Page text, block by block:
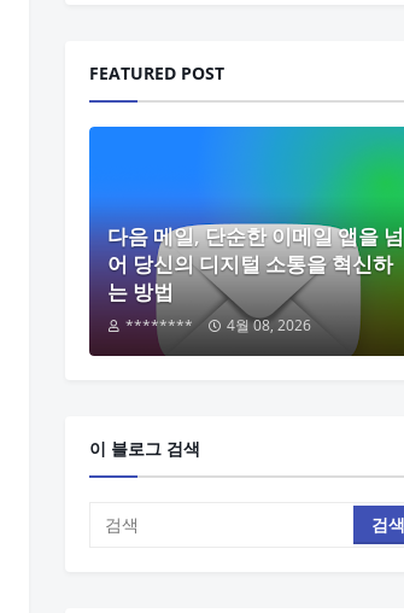
FEATURED POST
다음 메일, 단순한 이메일 앱을 넘
어 당신의 디지털 소통을 혁신하
는 방법
******** 4월 08, 2026
이 블로그 검색